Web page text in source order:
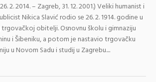
2. 2014. – Zagreb, 31. 12. 2001.) Veliki humanist i
Nikica Slavić rodio se 26. 2. 1914. godine u
obitelji. Osnovnu školu i gimnaziju
i Šibeniku, a potom je nastavio trgovačku
u Novom Sadu i studij u Zagrebu....